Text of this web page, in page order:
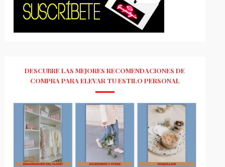
DESCUBRE LAS MEJORES RECOMENDACIONES DE
COMPRA PARA ELEVAR TU ESTILO PERSONAL